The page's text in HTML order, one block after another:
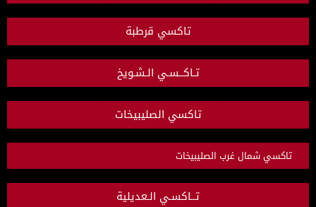
تاكسي قرطبة
تـاكــسـي الـشـويخ
تاكسي الصليبيخات
تاكسي شمال غرب الصليبيخات
تــاكسـي الـعديلية